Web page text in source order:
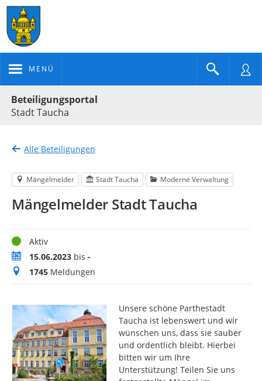
MENÜ
Beteiligungsportal
Stadt Taucha
Alle Beteiligungen
Mängelmelder Stadt Taucha Moderne Verwaltung
Mängelmelder Stadt Taucha
StatusAktiv
Zeitraum15.06.2023 bis -
Meldungen
1745 Meldungen
Unsere schöne Parthestadt
Taucha ist lebenswert und wir
wünschen uns, dass sie sauber
und ordentlich bleibt. Hierbei
bitten wir um Ihre
Unterstützung! Teilen Sie uns